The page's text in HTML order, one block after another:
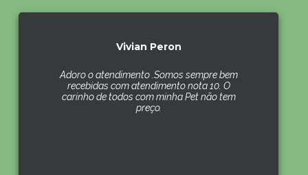
Vivian Peron
Adoro o atendimento .Somos sempre bem
recebidas com atendimento nota 10. O
carinho de todos com minha Pet não tem
preço.